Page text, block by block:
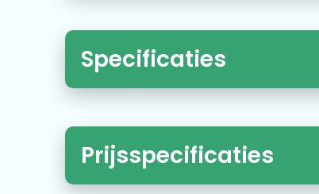
Specificaties
Prijsspecificaties